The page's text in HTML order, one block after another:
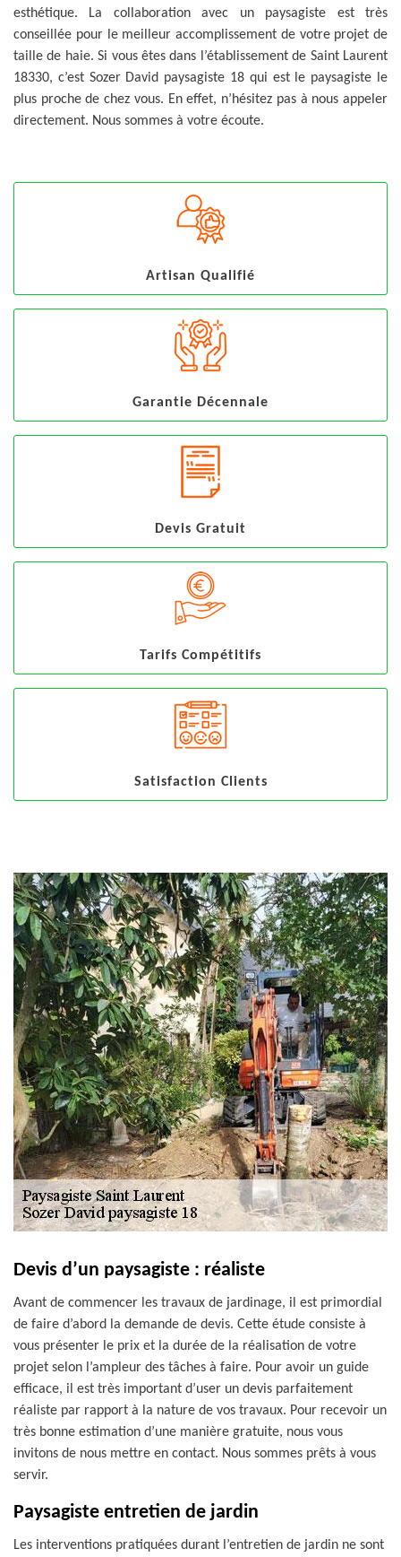
esthétique. La collaboration avec un paysagiste est très
conseillée pour le meilleur accomplissement de votre projet de
taille de haie. Si vous êtes dans l’établissement de Saint Laurent
18330, c’est Sozer David paysagiste 18 qui est le paysagiste le
plus proche de chez vous. En effet, n’hésitez pas à nous appeler
directement. Nous sommes à votre écoute.
Artisan Qualifié
Garantie Décennale
Devis Gratuit
Tarifs Compétitifs
Satisfaction Clients
Devis d’un paysagiste : réaliste
Avant de commencer les travaux de jardinage, il est primordial
de faire d’abord la demande de devis. Cette étude consiste à
vous présenter le prix et la durée de la réalisation de votre
projet selon l’ampleur des tâches à faire. Pour avoir un guide
efficace, il est très important d’user un devis parfaitement
réaliste par rapport à la nature de vos travaux. Pour recevoir un
très bonne estimation d’une manière gratuite, nous vous
invitons de nous mettre en contact. Nous sommes prêts à vous
servir.
Paysagiste entretien de jardin
Les interventions pratiquées durant l’entretien de jardin ne sont